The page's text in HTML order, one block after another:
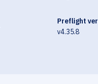
Preflight
v4.35.8